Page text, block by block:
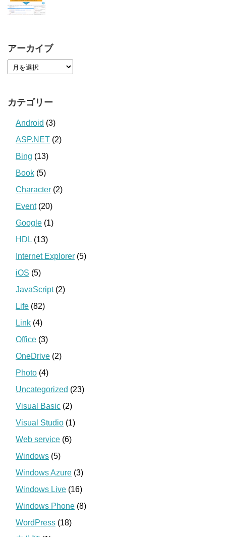
アーカイブ
カテゴリー
Android (3)
ASP.NET (2)
Bing (13)
Book (5)
Character (2)
Event(20)
Google (1)
HDL (13)
Internet Explorer (5)
iOS (5)
JavaScript(2)
Life (82)
Link (4)
Office (3)
OneDrive (2)
Photo (4)
Uncategorized (23)
Visual Basic (2)
Visual Studio (1)
Web service (6)
Windows (5)
Windows Azure (3)
Windows Live (16)
Windows Phone (8)
WordPress (18)